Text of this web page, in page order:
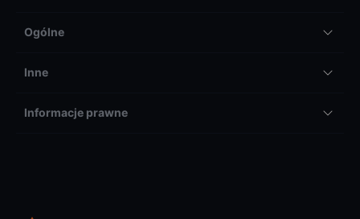
Ogólne
Inne
Informacje prawne